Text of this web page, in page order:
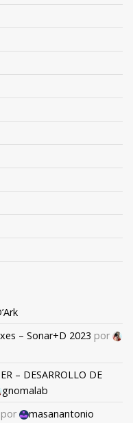
– Sonar+D 2023 por
– DESARROLLO DE
gnomalab
por
masanantonio